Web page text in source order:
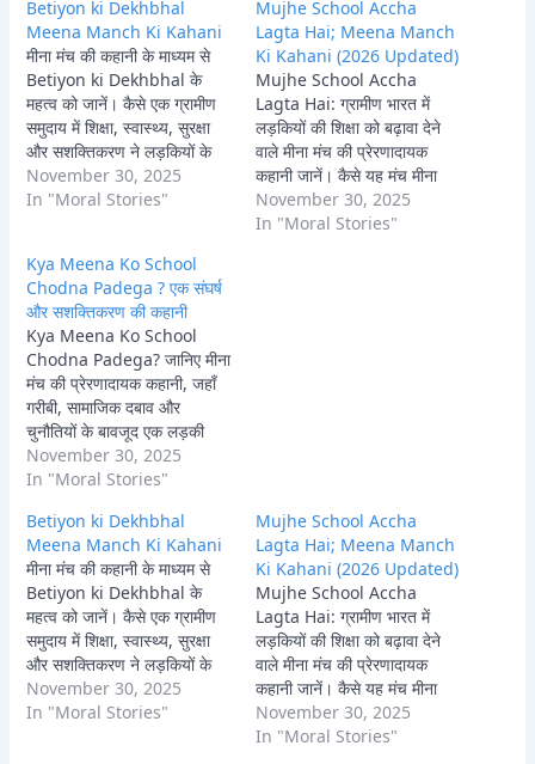
Betiyon ki Dekhbhal
Meena Manch Ki Kahani
मीना मंच की कहानी के माध्यम से
Betiyon ki Dekhbhal के
महत्व को जानें। कैसे एक ग्रामीण
समुदाय में शिक्षा, स्वास्थ्य, सुरक्षा
और सशक्तिकरण ने लड़कियों के
जीवन को बदल दिया। प्रेरणादायक
यात्रा।
November 30, 2025
In "Moral Stories"
Mujhe School Accha
Lagta Hai; Meena Manch
Ki Kahani (2026 Updated)
Mujhe School Accha
Lagta Hai: ग्रामीण भारत में
लड़कियों की शिक्षा को बढ़ावा देने
वाले मीना मंच की प्रेरणादायक
कहानी जानें। कैसे यह मंच मीना
जैसी लड़कियों को स्कूल से जोड़ता
है, उन्हें सशक्त करता है और उनके
November 30, 2025
In "Moral Stories"
Kya Meena Ko School
Chodna Padega ? एक संघर्ष
और सशक्तिकरण की कहानी
Kya Meena Ko School
Chodna Padega? जानिए मीना
मंच की प्रेरणादायक कहानी, जहाँ
गरीबी, सामाजिक दबाव और
चुनौतियों के बावजूद एक लड़की
अपने शिक्षा के अधिकार के लिए
लड़ती है और समुदाय को जागृत
और मीना मंच की भूमिका पर
आधारित एक मार्मिक कथा।
November 30, 2025
In "Moral Stories"
Betiyon ki Dekhbhal
Meena Manch Ki Kahani
मीना मंच की कहानी के माध्यम से
Betiyon ki Dekhbhal के
महत्व को जानें। कैसे एक ग्रामीण
समुदाय में शिक्षा, स्वास्थ्य, सुरक्षा
और सशक्तिकरण ने लड़कियों के
जीवन को बदल दिया। प्रेरणादायक
यात्रा।
November 30, 2025
In "Moral Stories"
Mujhe School Accha
Lagta Hai; Meena Manch
Ki Kahani (2026 Updated)
Mujhe School Accha
Lagta Hai: ग्रामीण भारत में
लड़कियों की शिक्षा को बढ़ावा देने
वाले मीना मंच की प्रेरणादायक
कहानी जानें। कैसे यह मंच मीना
जैसी लड़कियों को स्कूल से जोड़ता
है, उन्हें सशक्त करता है और उनके
November 30, 2025
In "Moral Stories"